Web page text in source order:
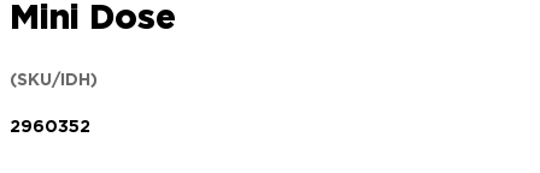
Mini Dose
(SKU/IDH)
2960352